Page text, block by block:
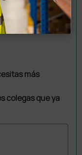
más
colegas que ya